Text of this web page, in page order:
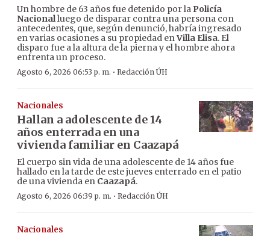
Un hombre de 63 años fue detenido por la Policía
Nacionalluego de disparar contra una persona con
antecedentes, que, según denunció, habría ingresado
en varias ocasiones a su propiedad enVilla Elisa. El
disparo fue a la altura de la pierna y el hombre ahora
enfrenta un proceso.
Agosto 6, 2026 06:53 p. m. · Redacción ÚH
Nacionales
Hallan a adolescente de 14
años enterrada en una
vivienda familiar en Caazapá
El cuerpo sin vida de una adolescente de 14 años fue
hallado en la tarde de este jueves enterrado en el patio
de una vivienda en Caazapá.
Agosto 6, 2026 06:39 p. m. · Redacción ÚH
Nacionales